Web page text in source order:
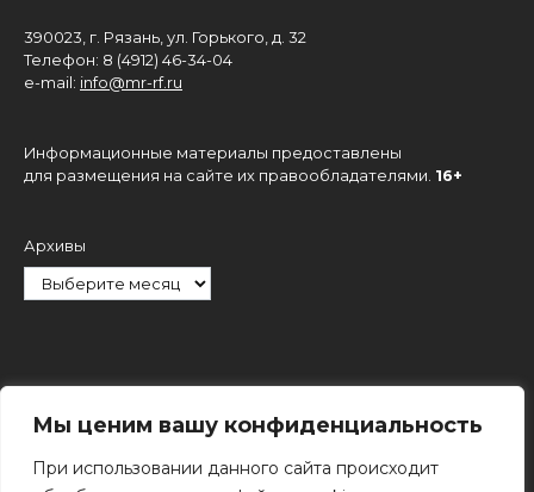
Мы ценим вашу конфиденциальность
При использовании данного сайта происходит
390023, г. Рязань, ул. Горького, д. 32
Телефон: 8 (4912) 46-34-04
e-mail: info@mr-rf.ru
Информационные материалы предоставлены
для размещения на сайте их правообладателями. 16+
Архивы